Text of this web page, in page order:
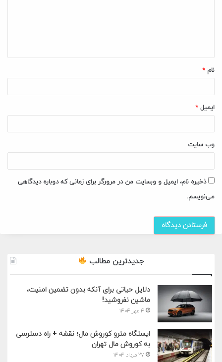
*
نام *
ایمیل *
وب‌ سایت
ذخیره نام، ایمیل و وبسایت من در مرورگر برای زمانی که دوباره دیدگاهی
می‌نویسم.
جدیدترین مطالب
دلایل حیاتی برای آنکه بدون تضمین امنیت،
ماشین نفروشید!
۴ مهر ۱۴۰۴
ایستگاه مترو کوروش مال؛ نقشه + راه دسترسی
به کوروش مال تهران
۲۷ مرداد ۱۴۰۴